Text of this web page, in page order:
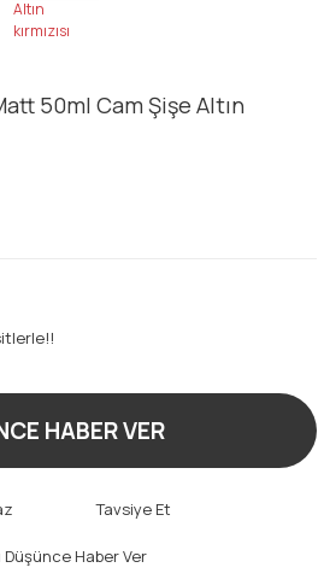
50ml Cam Şişe Altın
HABER VER
Tavsiye Et
Düşünce Haber Ver